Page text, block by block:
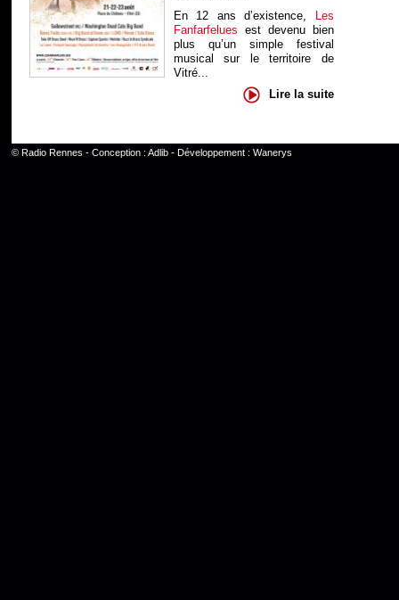
En 12 ans d’existence, Les
Fanfarfelues est devenu bien
plus qu’un simple festival
musical sur le territoire de
Vitré...
Lire la suite
© Radio Rennes - Conception : Adlib- Développement : Wanerys